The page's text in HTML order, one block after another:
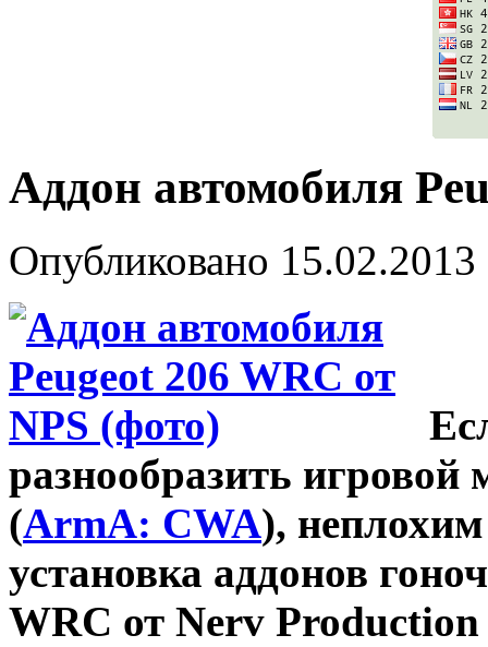
Аддон автомобиля
Опубликовано 15.02.2013
разнообразить
(ArmA: CWA),
установка аддонов
WRC от Nerv